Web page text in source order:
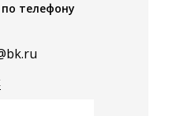
телефону